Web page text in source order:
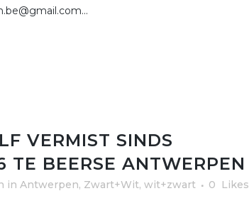
VERMIST SINDS
BEERSE ANTWERPEN
in Antwerpen, Zwart+Wit, wit+zwart 0
Likes